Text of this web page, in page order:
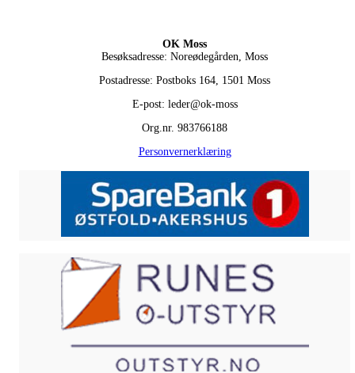
OK Moss
Besøksadresse: Noreødegården, Moss
Postadresse: Postboks 164, 1501 Moss
E-post: leder@ok-moss
Org.nr. 983766188
Personvernerklæring